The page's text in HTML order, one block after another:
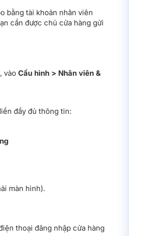
bằng tài khoản nhân viên
cần được chủ cửa hàng gửi
vào Cấu hình > Nhân viên &
đầy đủ thông tin:
màn hình).
thoại đăng nhập cửa hàng